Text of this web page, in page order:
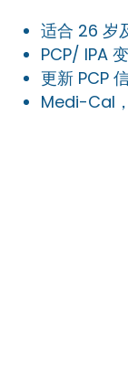
适合 26 岁
PCP/ IPA
更新 PCP
Medi-Cal